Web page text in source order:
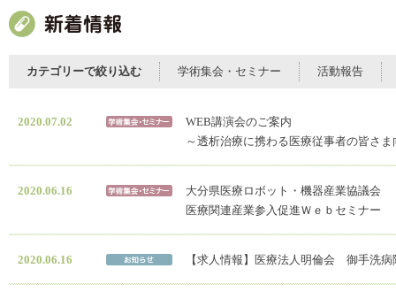
カテゴリーで絞り込む 学術集会・セミナー 活動報告
2020.07.02
WEB講演会のご案内
～透析治療に携わる医療従事者の皆さま
2020.06.16
大分県医療ロボット・機器産業協議会
医療関連産業参入促進Ｗｅｂセミナー
2020.06.16 【求人情報】医療法人明倫会 御手洗病